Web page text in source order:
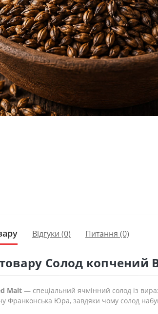
Відгуки (0) Питання (0)
Солод копчений
Malt — спеціальний ячмінний солод із
Франконська Юра, завдяки чому солод